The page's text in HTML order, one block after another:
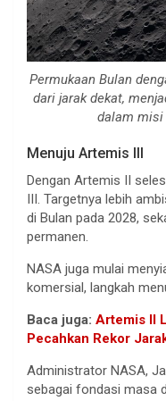
Permukaan Bulan
dari jarak dekat,
dalam misi
Menuju Artemis III
Dengan Artemis II
III. Targetnya lebih
di Bulan pada 2028,
permanen.
NASA juga mulai
komersial, langkah
Baca juga: Artemis II
Pecahkan Rekor
Administrator NASA,
sebagai fondasi masa